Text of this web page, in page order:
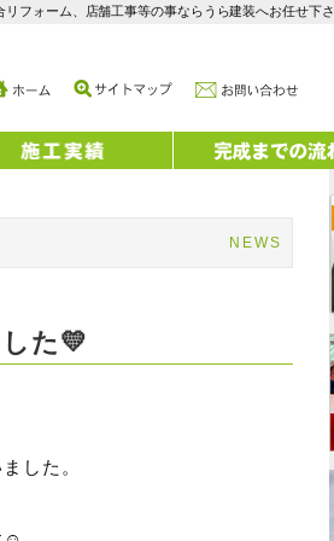
フォーム、店舗工事等の事ならうら建装へお任せ下
NEWS
た💛
した。